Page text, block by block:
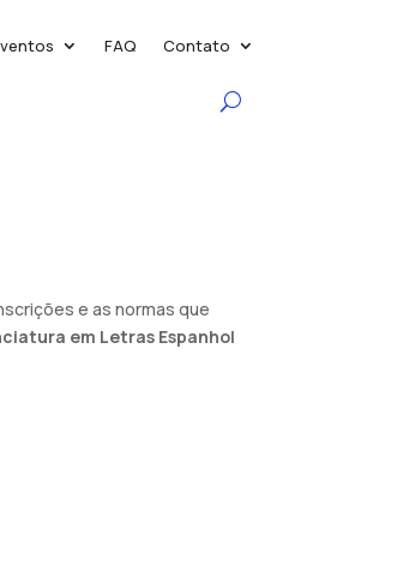
FAQ Contato
e as normas que
em Letras Espanhol